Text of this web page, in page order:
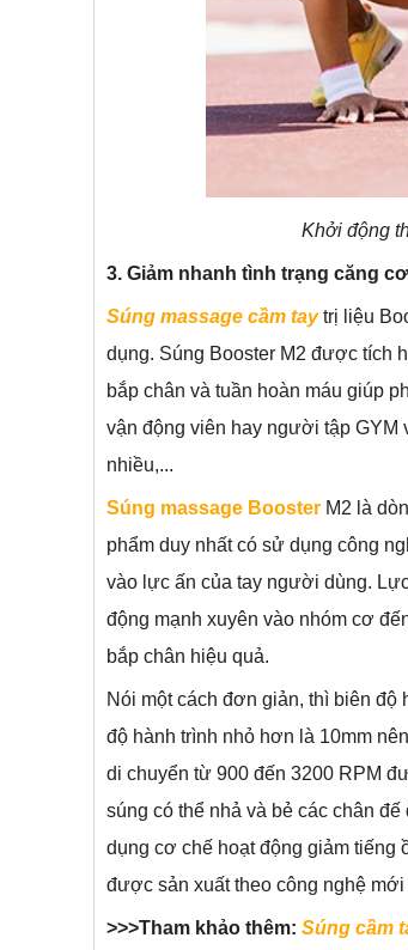
Khởi động
3. Giảm nhanh tình trạng căng
Súng massage cầm taytrị liệu
dụng. Súng Booster M2 được tích
bắp chân và tuần hoàn máu giúp
vận động viên hay người tập
nhiều,...
Súng massage Booster M2 là
phẩm duy nhất có sử dụng công
vào lực ấn của tay người dùng.
động mạnh xuyên vào nhóm cơ
bắp chân hiệu quả.
Nói một cách đơn giản, thì biên
độ hành trình nhỏ hơn là 10mm
di chuyển từ 900 đến 3200 RPM
súng có thể nhả và bẻ các chân
dụng cơ chế hoạt động giảm tiếng
được sản xuất theo công nghệ
>>>Tham khảo thêm: Súng cầm